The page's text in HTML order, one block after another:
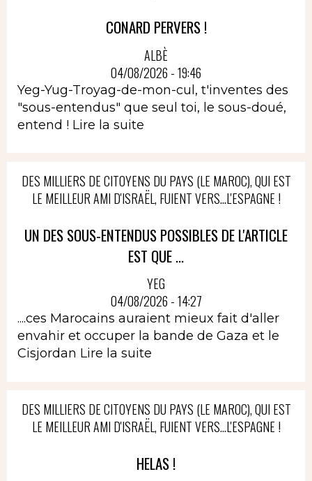
CONARD PERVERS !
ALBÈ
04/08/2026 - 19:46
Yeg-Yug-Troyag-de-mon-cul, t'inventes des
"sous-entendus" que seul toi, le sous-doué,
entend ! Lire la suite
DES MILLIERS DE CITOYENS DU PAYS (LE MAROC), QUI EST
LE MEILLEUR AMI D'ISRAËL, FUIENT VERS...L'ESPAGNE !
UN DES SOUS-ENTENDUS POSSIBLES DE L'ARTICLE
EST QUE ...
YEG
04/08/2026 - 14:27
....ces Marocains auraient mieux fait d'aller
envahir et occuper la bande de Gaza et le
Cisjordan Lire la suite
DES MILLIERS DE CITOYENS DU PAYS (LE MAROC), QUI EST
LE MEILLEUR AMI D'ISRAËL, FUIENT VERS...L'ESPAGNE !
HELAS !